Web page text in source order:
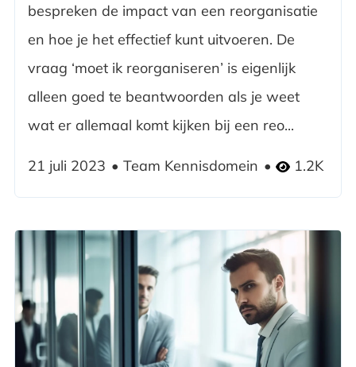
bespreken de impact van een reorganisatie
en hoe je het effectief kunt uitvoeren. De
vraag ‘moet ik reorganiseren’ is eigenlijk
alleen goed te beantwoorden als je weet
wat er allemaal komt kijken bij een reo...
21 juli 2023 Team Kennisdomein 1.2K